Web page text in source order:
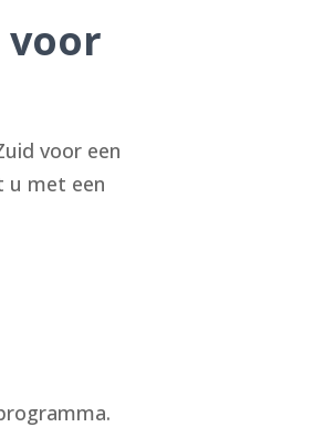
voor
voor een
u met een